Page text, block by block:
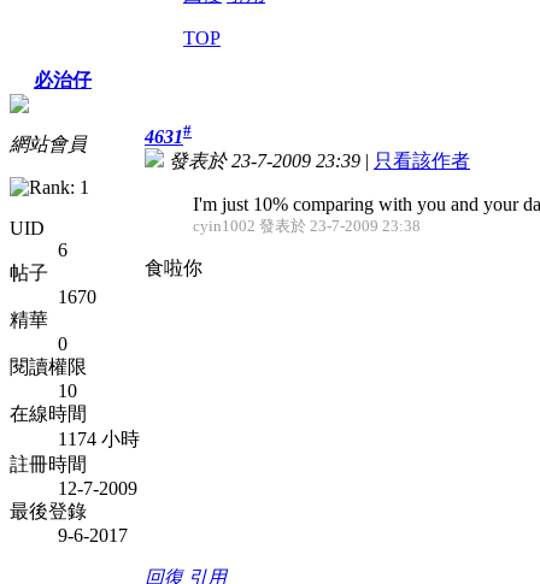
TOP
必治仔
網站會員
UID
6
帖子
1670
精華
0
閱讀權限
10
在線時間
1174 小時
註冊時間
12-7-2009
最後登錄
9-6-2017
4631#
發表於 23-7-2009 23:39 | 只看該作者
I'm just 10% comparing with you and your
cyin1002 發表於 23-7-2009 23:38
食啦你
回復 引用